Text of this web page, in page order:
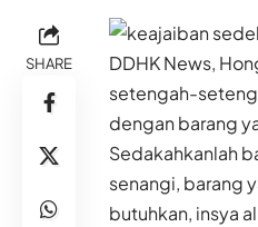
SHARE
DDHK News,
setengah-
dengan barang
Sedakahkanlah
senangi, barang
butuhkan, insya